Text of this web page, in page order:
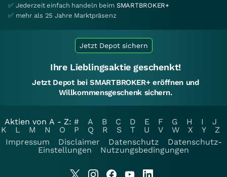
✅ Jederzeit einfach handeln beim SMARTBROKER+
✅ mehr als 25 Jahre Marktpräsenz
Jetzt Depot sichern
Ihre Lieblingsaktie geschenkt!
Jetzt Depot bei SMARTBROKER+ eröffnen und
Willkommensgeschenk sichern.
Aktien von A - Z: # A B C D E F G H I
J
K
L M N O P Q R S T U V W X Y
Z
Impressum
Disclaimer Datenschutz
Datenschutz-
Einstellungen
Nutzungsbedingungen